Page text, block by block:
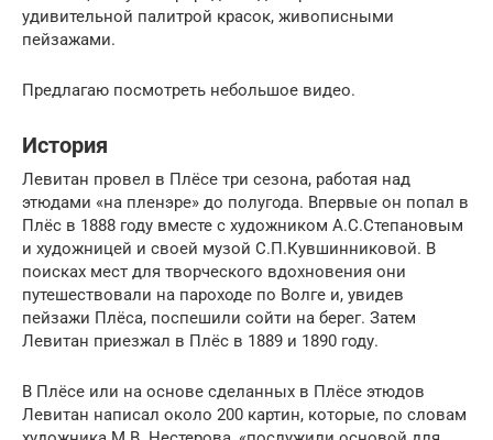
удивительной палитрой красок, живописными
пейзажами.
Предлагаю посмотреть небольшое видео.
История
Левитан провел в Плёсе три сезона, работая над
этюдами «на пленэре» до полугода. Впервые он попал в
Плёс в 1888 году вместе с художником А.С.Степановым
и художницей и своей музой С.П.Кувшинниковой. В
поисках мест для творческого вдохновения они
путешествовали на пароходе по Волге и, увидев
пейзажи Плёса, поспешили сойти на берег. Затем
Левитан приезжал в Плёс в 1889 и 1890 году.
В Плёсе или на основе сделанных в Плёсе этюдов
Левитан написал около 200 картин, которые, по словам